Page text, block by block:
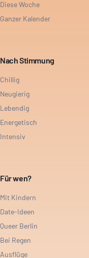
Diese Woche
Ganzer Kalender
Nach Stimmung
Chillig
Neugierig
Lebendig
Energetisch
Intensiv
Für wen?
Mit Kindern
Date-Ideen
Queer Berlin
Bei Regen
Ausflüge